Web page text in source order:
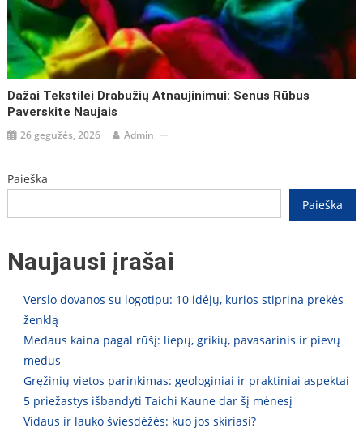
Dažai Tekstilei Drabužių Atnaujinimui: Senus Rūbus
Paverskite Naujais
26 gegužės, 2026 Admin
Paieška
Paieška
Naujausi įrašai
Verslo dovanos su logotipu: 10 idėjų, kurios stiprina prekės
ženklą
Medaus kaina pagal rūšį: liepų, grikių, pavasarinis ir pievų
medus
Gręžinių vietos parinkimas: geologiniai ir praktiniai aspektai
5 priežastys išbandyti Taichi Kaune dar šį mėnesį
Vidaus ir lauko šviesdėžės: kuo jos skiriasi?